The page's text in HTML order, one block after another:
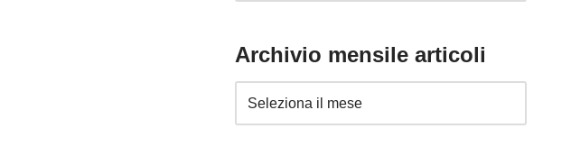
Archivio mensile articoli